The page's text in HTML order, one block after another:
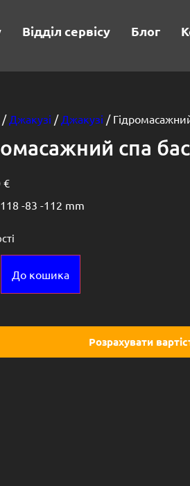
Відділ сервісу Блог
/ Джакузі / Джакузі /
спа
€
118 -83 -112 mm
До кошика
Розрахувати